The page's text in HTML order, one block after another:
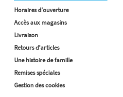
Horaires d'ouverture
Accès aux magasins
Livraison
Retours d'articles
Une histoire de famille
Remises spéciales
Gestion des cookies